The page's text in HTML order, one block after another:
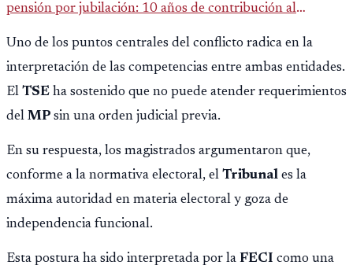
pensión por jubilación: 10 años de contribución al
Montepío y 50 años de edad, o 20 años de servicio sin
importar edad.
Uno de los puntos centrales del conflicto radica en la
interpretación de las competencias entre ambas entidades.
El TSE ha sostenido que no puede atender requerimientos
del MP sin una orden judicial previa.
En su respuesta, los magistrados argumentaron que,
conforme a la normativa electoral, el Tribunal es la
máxima autoridad en materia electoral y goza de
independencia funcional.
Esta postura ha sido interpretada por la FECI como una